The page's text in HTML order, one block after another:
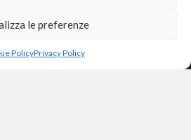
le preferenze
PolicyPrivacy Policy